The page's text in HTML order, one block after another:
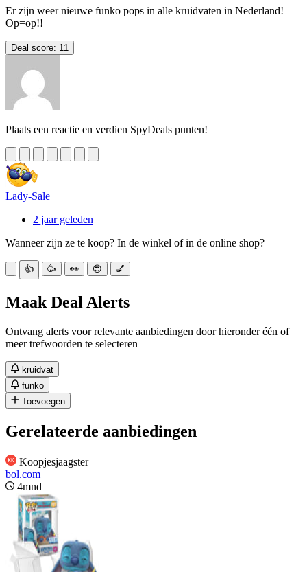
Er zijn weer nieuwe funko pops in alle kruidvaten in Nederland!
Op=op!!
Deal score: 11
Plaats een reactie en verdien SpyDeals punten!
Lady-Sale
2 jaar geleden
Wanneer zijn ze te koop? In de winkel of in de online shop?
👍 🥳 👀 😍 💅
Maak Deal Alerts
Ontvang alerts voor relevante aanbiedingen door hieronder één of
meer trefwoorden te selecteren
kruidvat
funko
Toevoegen
Gerelateerde aanbiedingen
Koopjesjaagster
bol.com
4mnd